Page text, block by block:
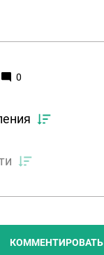
0
КОММЕНТИРОВАТЬ